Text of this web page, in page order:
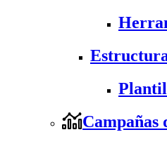
Campañas